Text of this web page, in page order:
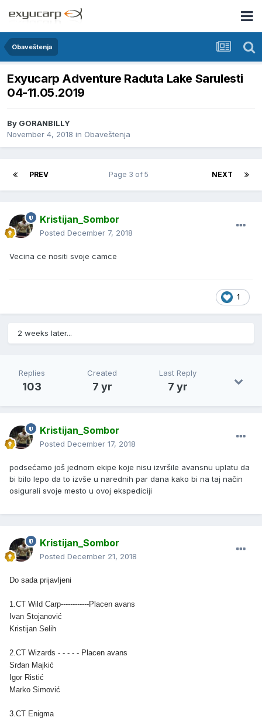
Obaveštenja
Exyucarp Adventure Raduta Lake Sarulesti
04-11.05.2019
By GORANBILLY
November 4, 2018 in Obaveštenja
PREV NEXT
Page 3 of 5
Kristijan_Sombor
Posted December 7, 2018
Vecina ce nositi svoje camce
1
2 weeks later...
Replies
103
Created
7 yr
Last Reply
7 yr
Kristijan_Sombor
Posted December 17, 2018
podsećamo još jednom ekipe koje nisu izvršile avansnu uplatu da
bi bilo lepo da to izvše u narednih par dana kako bi na taj način
osigurali svoje mesto u ovoj ekspediciji
Kristijan_Sombor
Posted December 21, 2018
Do sada prijavljeni
1.CT Wild Carp------------Placen avans
Ivan Stojanović
Kristijan Selih
2.CT Wizards - - - - - Placen avans
Srđan Majkić
Igor Ristić
Marko Simović
3.CT Enigma